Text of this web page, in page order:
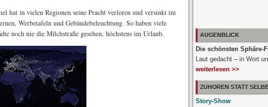
hat in vielen Regionen seine Pracht verloren und versinkt im
Werbetafeln und Gebäudebeleuchtung. So haben viele
noch nie die Milchstraße gesehen, höchstens im Urlaub.
AUGENBLICK
Die schönsten Sphäre-
Laut gedacht – in Wort
weiterlesen >>
ZUHÖREN STATT
Story-Show